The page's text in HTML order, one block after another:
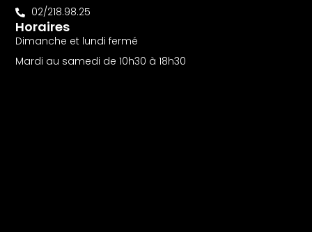
02/218.98.25
Horaires
Dimanche et lundi fermé
Mardi au samedi de 10h30 à 18h30